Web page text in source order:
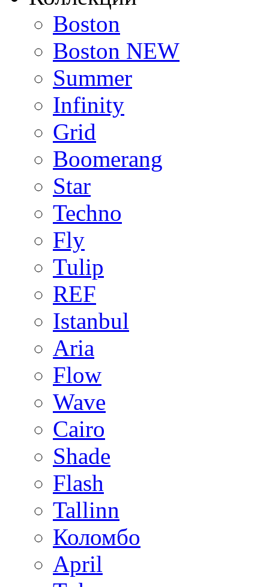
Boston
Boston NEW
Summer
Infinity
Grid
Boomerang
Star
Techno
Fly
Tulip
REF
Istanbul
Aria
Flow
Wave
Cairo
Shade
Flash
Tallinn
Коломбо
April